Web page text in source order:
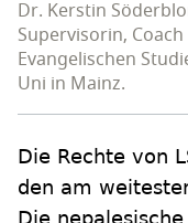
Dr. Kerstin
Supervisorin,
Evangelischen
Uni in Mainz.
Die Rechte von
den am
Die